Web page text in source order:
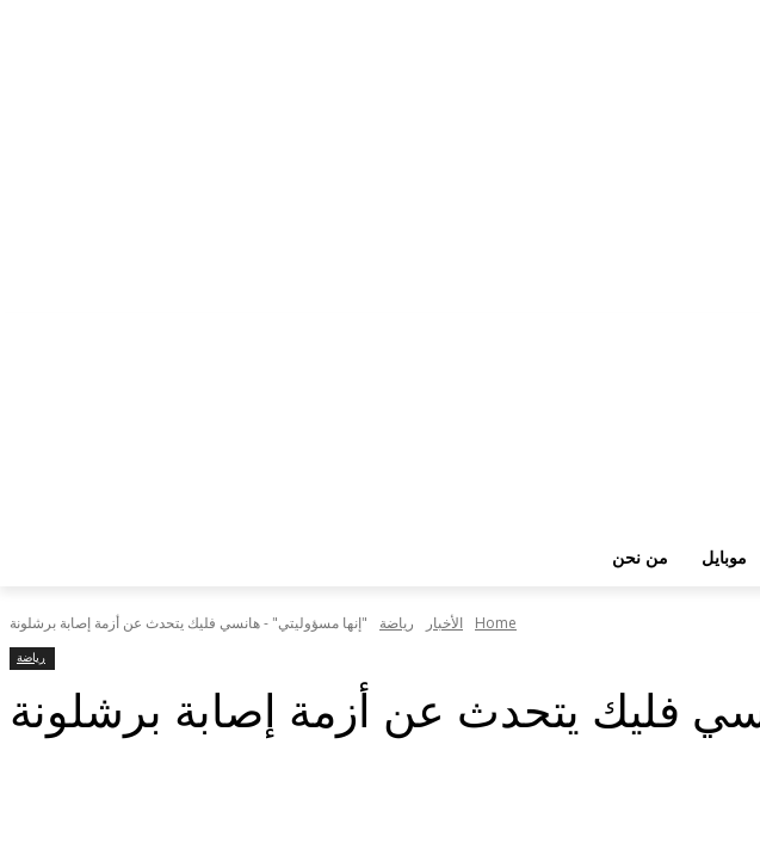
موبايل من نحن
Home الأخبار رياضة "إنها مسؤوليتي" - هانسي فليك يتحدث عن أزمة إصابة برشلونة
رياضة
فليك يتحدث عن أزمة إصابة برشلونة